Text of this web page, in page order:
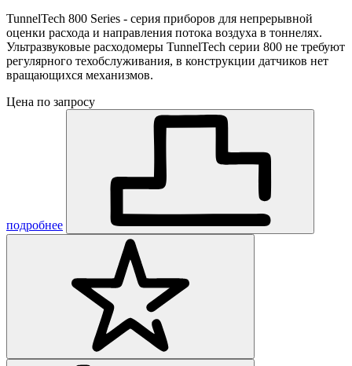
TunnelTech 800 Series - серия приборов для непрерывной
оценки расхода и направления потока воздуха в тоннелях.
Ультразвуковые расходомеры TunnelTech серии 800 не требуют
регулярного техобслуживания, в конструкции датчиков нет
вращающихся механизмов.
Цена по запросу
подробнее